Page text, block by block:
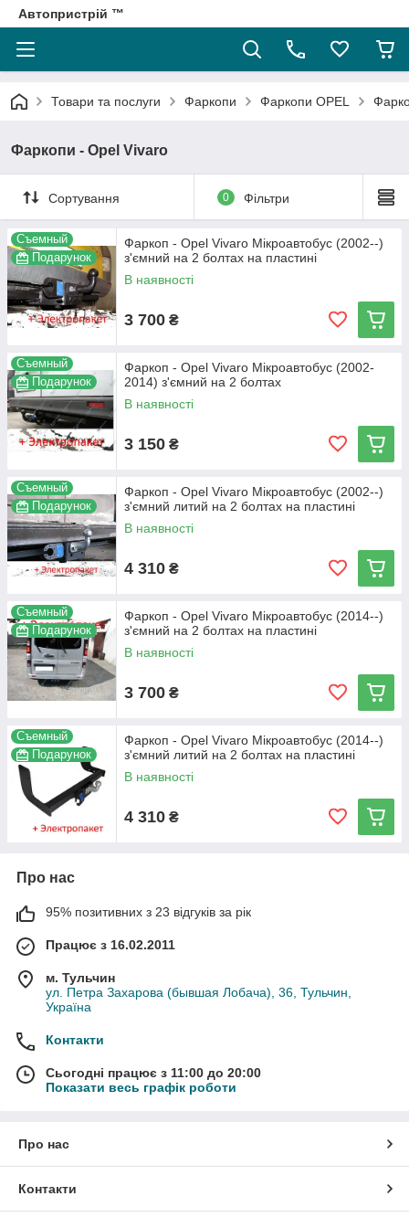
Автопристрій ™
Товари та послуги Фаркопи Фаркопи OPEL
Фаркопи - Opel Vivaro
Сортування 0 Фільтри
Съемный
Подарунок
Фаркоп - Opel Vivaro Мікроавтобус (2002--)
з'ємний на 2 болтах на пластині
В наявності
3 700 ₴
Съемный
Подарунок
Фаркоп - Opel Vivaro Мікроавтобус (2002-
2014) з'ємний на 2 болтах
В наявності
3 150 ₴
Съемный
Подарунок
Фаркоп - Opel Vivaro Мікроавтобус (2002--)
з'ємний литий на 2 болтах на пластині
В наявності
4 310 ₴
Съемный
Подарунок
Фаркоп - Opel Vivaro Мікроавтобус (2014--)
з'ємний на 2 болтах на пластині
В наявності
3 700 ₴
Съемный
Подарунок
Фаркоп - Opel Vivaro Мікроавтобус (2014--)
з'ємний литий на 2 болтах на пластині
В наявності
4 310 ₴
Про нас
95% позитивних з 23 відгуків за рік
Працює з 16.02.2011
м. Тульчин
ул. Петра Захарова (бывшая Лобача), 36, Тульчин,
Україна
Контакти
Сьогодні працює з 11:00 до 20:00
Показати весь графік роботи
Про нас
Контакти